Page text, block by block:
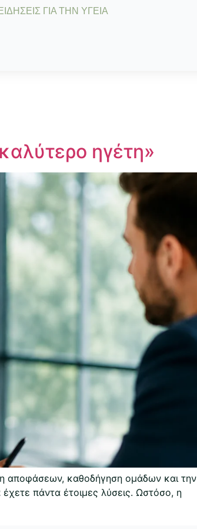
ΓΙΑ ΤΗΝ ΥΓΕΙΑ
ηγέτη»
αποφάσεων, καθοδήγηση ομάδων και την
πάντα έτοιμες λύσεις. Ωστόσο, η